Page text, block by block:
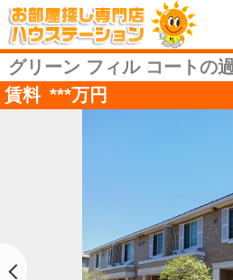
グリーン フィル コートの
賃料 ***万円